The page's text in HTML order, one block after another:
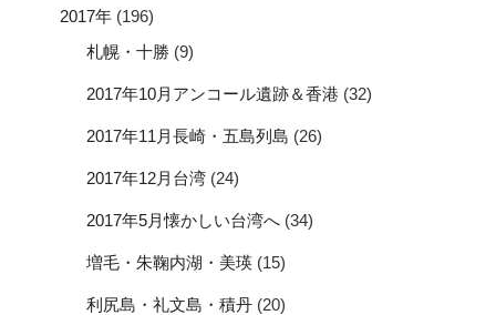
2017年 (196)
札幌・十勝 (9)
2017年10月アンコール遺跡＆香港 (32)
2017年11月長崎・五島列島 (26)
2017年12月台湾 (24)
2017年5月懐かしい台湾へ (34)
増毛・朱鞠内湖・美瑛 (15)
利尻島・礼文島・積丹 (20)